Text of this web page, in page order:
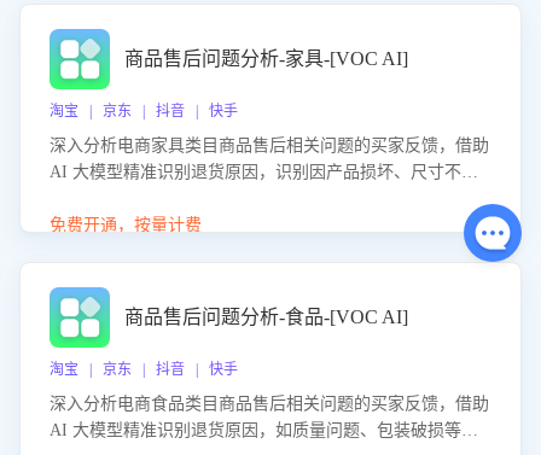
商品售后问题分析-家具-[VOC AI]
淘宝 | 京东 | 抖音 | 快手
深入分析电商家具类目商品售后相关问题的买家反馈，借助
AI 大模型精准识别退货原因，识别因产品损坏、尺寸不符
力商家优化产品或服务，实现销售额的显著提升。
免费开通，按量计费
商品售后问题分析-食品-[VOC AI]
淘宝 | 京东 | 抖音 | 快手
深入分析电商食品类目商品售后相关问题的买家反馈，借助
AI 大模型精准识别退货原因，如质量问题、包装破损等，